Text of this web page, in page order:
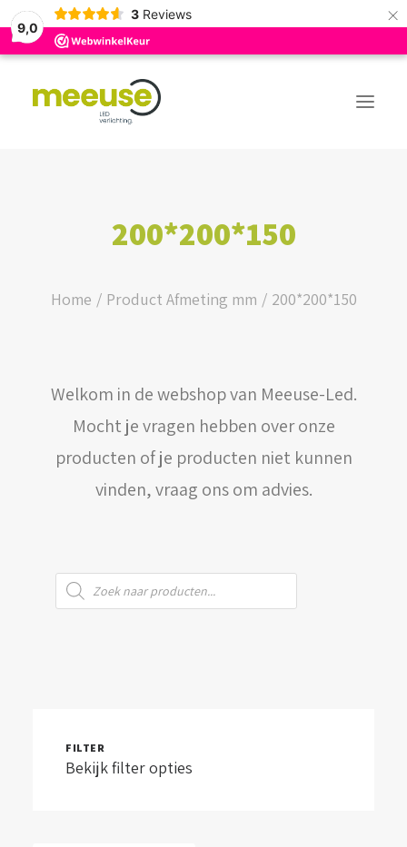
9,0
3 Reviews ×
BUDGET ASSORTIMENT
WEBSHOP
LOGIN / REGISTER
WINKELWAGEN
200*200*150
Home Product Afmeting mm 200*200*150
Welkom in de webshop van Meeuse-Led.
Mocht je vragen hebben over onze
producten of je producten niet kunnen
vinden, vraag ons om advies.
Producten
zoeken
FILTER
Bekijk filter opties